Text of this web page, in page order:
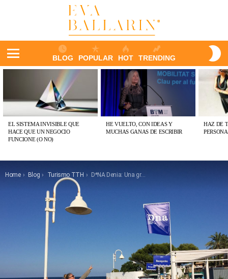
BLOG POPULAR HOT TRENDING
PUBLICACIONES
EL SISTEMA INVISIBLE QUE
HACE QUE UN NEGOCIO
FUNCIONE (O NO)
HE VUELTO, CON IDEAS Y
MUCHAS GANAS DE ESCRIBIR
HAZ DE
You are here:
Home Blog Turismo TTH D*NA Denia: Una gran idea, 8 chefs internacionales y un fin de semana en 26 imágenes